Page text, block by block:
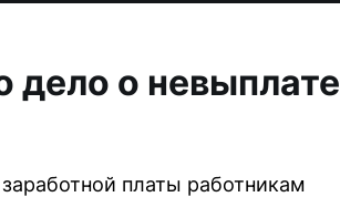
дело о невыплате
платы работникам